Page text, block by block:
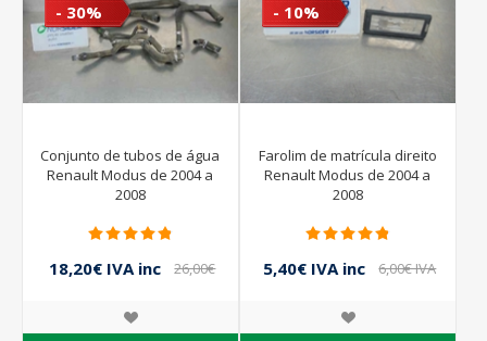
- 30%
Conjunto de tubos de água
Renault Modus de 2004 a
2008
18,20€ IVA inc
26,00€
- 10%
Farolim de matrícula direito
Renault Modus de 2004 a
2008
5,40€ IVA inc
6,00€ IVA